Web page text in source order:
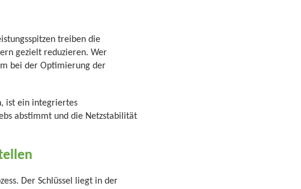
treiben die
gezielt reduzieren. Wer
bei der Optimierung der
ist ein integriertes
abstimmt und die Netzstabilität
Der Schlüssel liegt in der